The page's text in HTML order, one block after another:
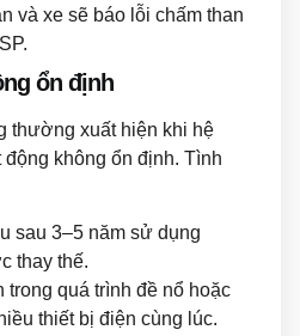
và xe sẽ báo lỗi chấm than
ổn định
thường xuất hiện khi hệ
không ổn định. Tình
sau 3–5 năm sử dụng
thay thế.
trong quá trình đề nổ hoặc
thiết bị điện cùng lúc.